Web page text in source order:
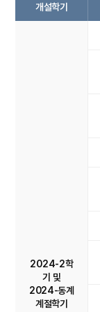
개설학기
2024-2학
기 및
2024-동계
계절학기